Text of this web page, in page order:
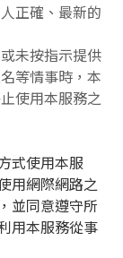
正確、最新的
未按指示提供
等情事時，本
使用本服務之
式使用本服
用網際網路之
並同意遵守所
用本服務從事